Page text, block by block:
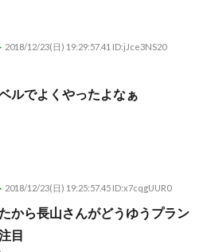
2018/12/23(日) 19:29:57.41 ID:jJce3NS20
ルでよくやったよなぁ
2018/12/23(日) 19:25:57.45 ID:x7cqgUUR0
から長山さんがどうゆうプラン
目